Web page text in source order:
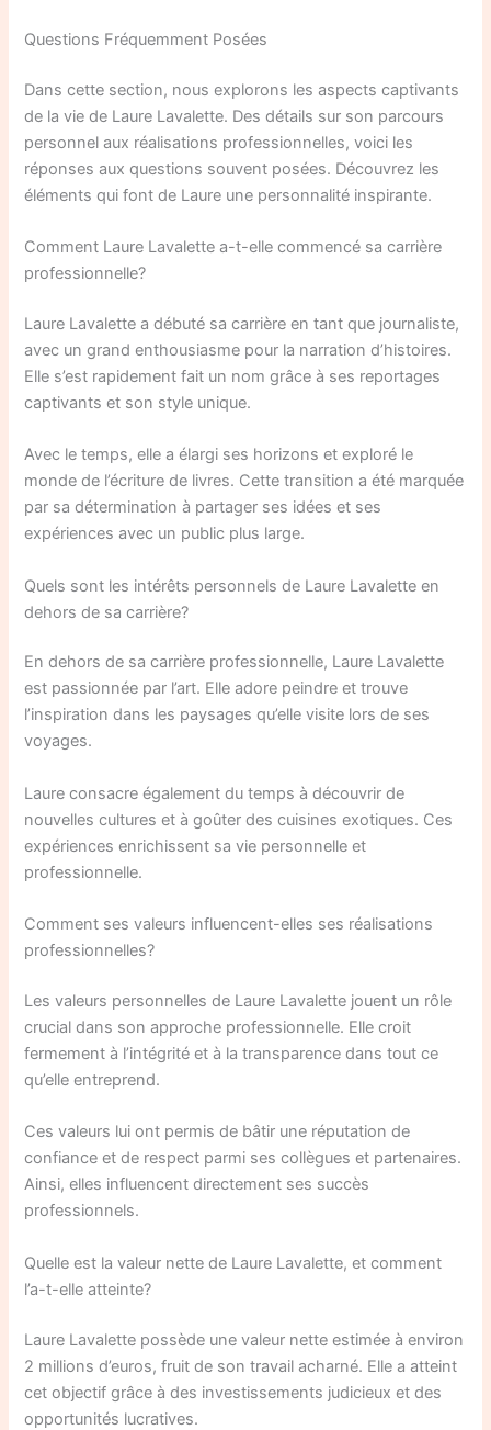
Questions Fréquemment Posées
Dans cette section, nous explorons les aspects captivants
de la vie de Laure Lavalette. Des détails sur son parcours
personnel aux réalisations professionnelles, voici les
réponses aux questions souvent posées. Découvrez les
éléments qui font de Laure une personnalité inspirante.
Comment Laure Lavalette a-t-elle commencé sa carrière
professionnelle?
Laure Lavalette a débuté sa carrière en tant que journaliste,
avec un grand enthousiasme pour la narration d’histoires.
Elle s’est rapidement fait un nom grâce à ses reportages
captivants et son style unique.
Avec le temps, elle a élargi ses horizons et exploré le
monde de l’écriture de livres. Cette transition a été marquée
par sa détermination à partager ses idées et ses
expériences avec un public plus large.
Quels sont les intérêts personnels de Laure Lavalette en
dehors de sa carrière?
En dehors de sa carrière professionnelle, Laure Lavalette
est passionnée par l’art. Elle adore peindre et trouve
l’inspiration dans les paysages qu’elle visite lors de ses
voyages.
Laure consacre également du temps à découvrir de
nouvelles cultures et à goûter des cuisines exotiques. Ces
expériences enrichissent sa vie personnelle et
professionnelle.
Comment ses valeurs influencent-elles ses réalisations
professionnelles?
Les valeurs personnelles de Laure Lavalette jouent un rôle
crucial dans son approche professionnelle. Elle croit
fermement à l’intégrité et à la transparence dans tout ce
qu’elle entreprend.
Ces valeurs lui ont permis de bâtir une réputation de
confiance et de respect parmi ses collègues et partenaires.
Ainsi, elles influencent directement ses succès
professionnels.
Quelle est la valeur nette de Laure Lavalette, et comment
l’a-t-elle atteinte?
Laure Lavalette possède une valeur nette estimée à environ
2 millions d’euros, fruit de son travail acharné. Elle a atteint
cet objectif grâce à des investissements judicieux et des
opportunités lucratives.